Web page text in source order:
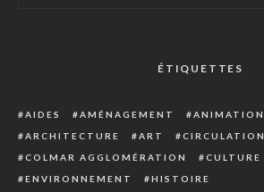
ÉTIQUETTES
AIDES AMÉNAGEMENT
ANIMATION
ARCHITECTURE
ART CIRCULATION
COLMAR AGGLOMÉRATION
CULTURE
ENVIRONNEMENT
HISTOIRE